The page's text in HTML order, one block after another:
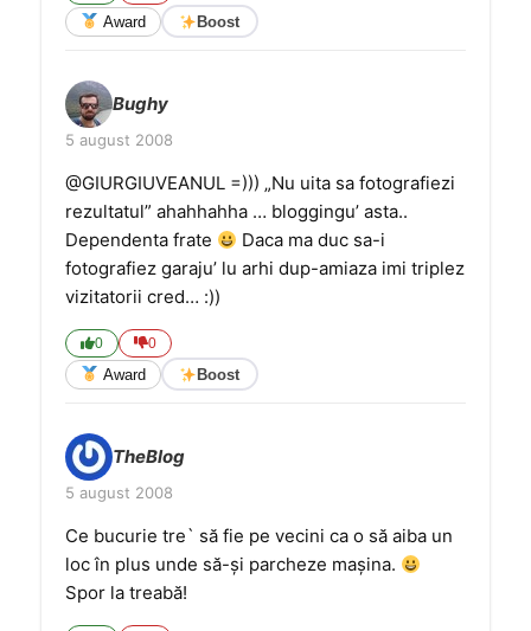
Award Boost
Bughy
5 august 2008
@GIURGIUVEANUL =))) „Nu uita sa fotografiezi
rezultatul” ahahhahha … bloggingu’ asta..
Dependenta frate
Daca ma duc sa-i
fotografiez garaju’ lu arhi dup-amiaza imi triplez
vizitatorii cred… :))
0 0
Award Boost
TheBlog
5 august 2008
Ce bucurie tre` să fie pe vecini ca o să aiba un
loc în plus unde să-şi parcheze maşina.
Spor la treabă!